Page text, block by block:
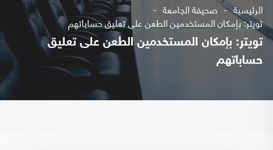
الرئيسية صحيفة الجامعة
تويتر: بإمكان المستخدمين الطعن على تعليق حساباتهم
تويتر: بإمكان المستخدمين الطعن على تعليق
حساباتهم